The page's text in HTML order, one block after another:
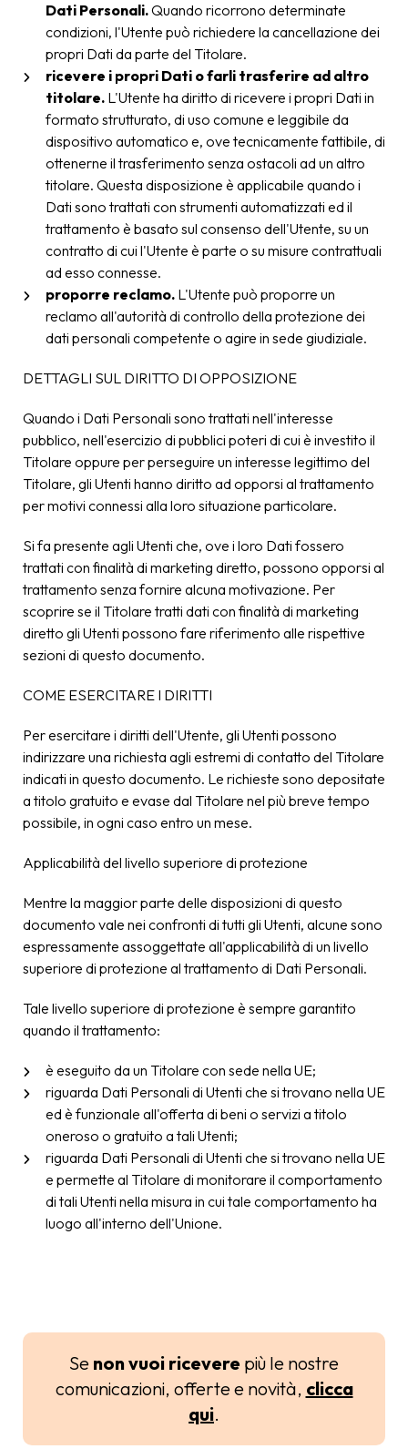
Dati Personali.Quando ricorrono determinate
condizioni, l'Utente può richiedere la cancellazione dei
propri Dati da parte del Titolare.
ricevere i propri Dati o farli trasferire ad altro
titolare. L'Utente ha diritto di ricevere i propri Dati in
formato strutturato, di uso comune e leggibile da
dispositivo automatico e, ove tecnicamente fattibile, di
ottenerne il trasferimento senza ostacoli ad un altro
titolare. Questa disposizione è applicabile quando i
Dati sono trattati con strumenti automatizzati ed il
trattamento è basato sul consenso dell'Utente, su un
contratto di cui l'Utente è parte o su misure contrattuali
ad esso connesse.
proporre reclamo. L'Utente può proporre un
reclamo all'autorità di controllo della protezione dei
dati personali competente o agire in sede giudiziale.
DETTAGLI SUL DIRITTO DI OPPOSIZIONE
Quando i Dati Personali sono trattati nell'interesse
pubblico, nell'esercizio di pubblici poteri di cui è investito il
Titolare oppure per perseguire un interesse legittimo del
Titolare, gli Utenti hanno diritto ad opporsi al trattamento
per motivi connessi alla loro situazione particolare.
Si fa presente agli Utenti che, ove i loro Dati fossero
trattati con finalità di marketing diretto, possono opporsi al
trattamento senza fornire alcuna motivazione. Per
scoprire se il Titolare tratti dati con finalità di marketing
diretto gli Utenti possono fare riferimento alle rispettive
sezioni di questo documento.
COME ESERCITARE I DIRITTI
Per esercitare i diritti dell'Utente, gli Utenti possono
indirizzare una richiesta agli estremi di contatto del Titolare
indicati in questo documento. Le richieste sono depositate
a titolo gratuito e evase dal Titolare nel più breve tempo
possibile, in ogni caso entro un mese.
Applicabilità del livello superiore di protezione
Mentre la maggior parte delle disposizioni di questo
documento vale nei confronti di tutti gli Utenti, alcune sono
espressamente assoggettate all'applicabilità di un livello
superiore di protezione al trattamento di Dati Personali.
Tale livello superiore di protezione è sempre garantito
quando il trattamento:
è eseguito da un Titolare con sede nella UE;
riguarda Dati Personali di Utenti che si trovano nella UE
ed è funzionale all'offerta di beni o servizi a titolo
oneroso o gratuito a tali Utenti;
riguarda Dati Personali di Utenti che si trovano nella UE
e permette al Titolare di monitorare il comportamento
di tali Utenti nella misura in cui tale comportamento ha
luogo all'interno dell'Unione.
Se non vuoi ricevere più le nostre
comunicazioni, offerte e novità, clicca
qui.